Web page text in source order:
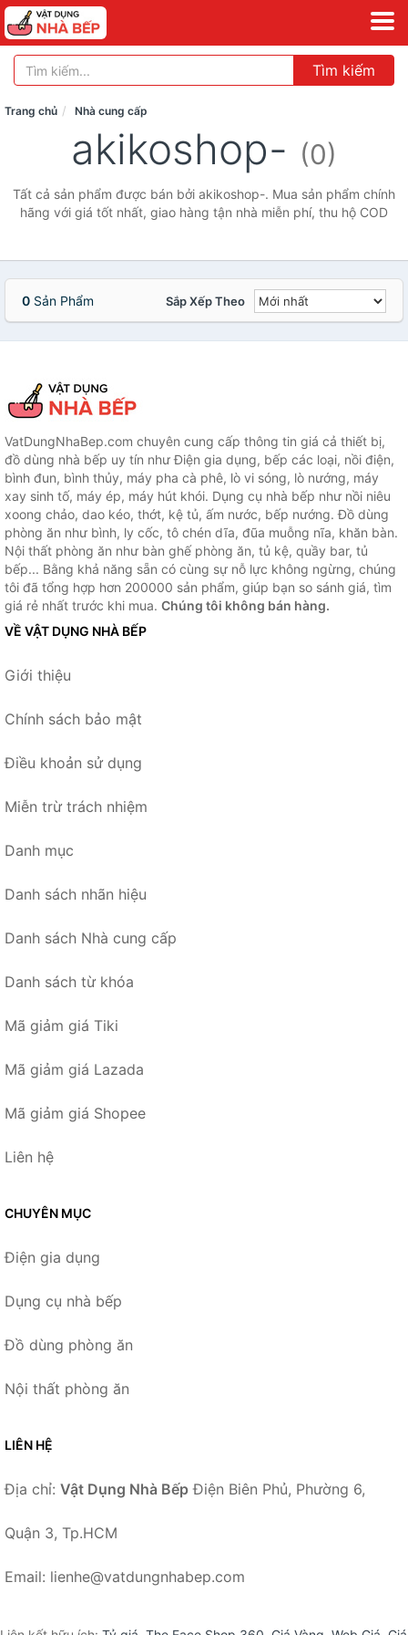
Tìm kiếm
Trang chủ Nhà cung cấp
akikoshop- (0)
Tất cả sản phẩm được bán bởi akikoshop-. Mua sản phẩm chính
hãng với giá tốt nhất, giao hàng tận nhà miễn phí, thu hộ COD
0 Sản Phẩm Sắp Xếp Theo
VatDungNhaBep.com chuyên cung cấp thông tin giá cả thiết bị,
đồ dùng nhà bếp uy tín như Điện gia dụng, bếp các loại, nồi điện,
bình đun, bình thủy, máy pha cà phê, lò vi sóng, lò nướng, máy
xay sinh tố, máy ép, máy hút khói. Dụng cụ nhà bếp như nồi niêu
xoong chảo, dao kéo, thớt, kệ tủ, ấm nước, bếp nướng. Đồ dùng
phòng ăn như bình, ly cốc, tô chén dĩa, đũa muỗng nĩa, khăn bàn.
Nội thất phòng ăn như bàn ghế phòng ăn, tủ kệ, quầy bar, tủ
bếp... Bằng khả năng sẵn có cùng sự nỗ lực không ngừng, chúng
tôi đã tổng hợp hơn 200000 sản phẩm, giúp bạn so sánh giá, tìm
giá rẻ nhất trước khi mua. Chúng tôi không bán hàng.
VỀ VẬT DỤNG NHÀ BẾP
Giới thiệu
Chính sách bảo mật
Điều khoản sử dụng
Miễn trừ trách nhiệm
Danh mục
Danh sách nhãn hiệu
Danh sách Nhà cung cấp
Danh sách từ khóa
Mã giảm giá Tiki
Mã giảm giá Lazada
Mã giảm giá Shopee
Liên hệ
CHUYÊN MỤC
Điện gia dụng
Dụng cụ nhà bếp
Đồ dùng phòng ăn
Nội thất phòng ăn
LIÊN HỆ
Địa chỉ: Vật Dụng Nhà Bếp Điện Biên Phủ, Phường 6,
Quận 3, Tp.HCM
Email: lienhe@vatdungnhabep.com